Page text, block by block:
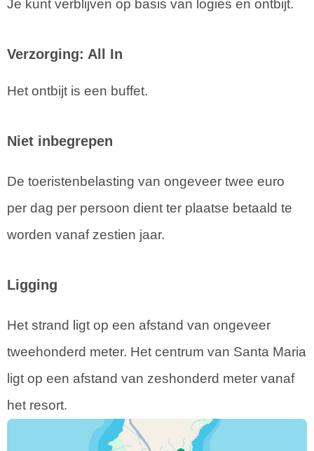
Je kunt verblijven op basis van logies en ontbijt.
Verzorging: All In
Het ontbijt is een buffet.
Niet inbegrepen
De toeristenbelasting van ongeveer twee euro
per dag per persoon dient ter plaatse betaald te
worden vanaf zestien jaar.
Ligging
Het strand ligt op een afstand van ongeveer
tweehonderd meter. Het centrum van Santa Maria
ligt op een afstand van zeshonderd meter vanaf
het resort.